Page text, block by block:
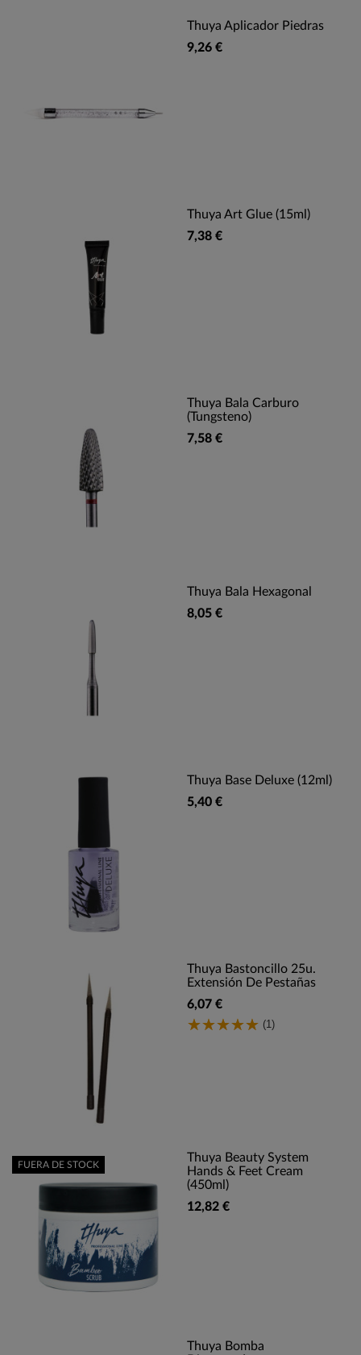
Thuya Aplicador Piedras
9,26 €
Thuya Art Glue (15ml)
7,38 €
Thuya Bala Carburo
(tungsteno)
7,58 €
Thuya Bala Hexagonal
8,05 €
Thuya Base Deluxe (12ml)
5,40 €
Thuya Bastoncillo 25u.
Extensión De Pestañas
6,07 €
(1)
Thuya Beauty System
Hands & Feet Cream
(450ml)
12,82 €
FUERA DE STOCK
Thuya Bomba